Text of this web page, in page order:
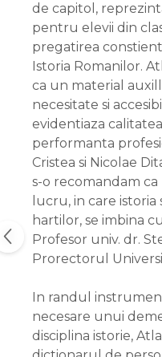
de capitol,
pentru elevii din
pregatirea
Istoria Romanilor.
ca un material
necesitate si
evidentiaza
performanta
Cristea si Nicolae
s-o recomandam
lucru, in care istoria
hartilor, se imbina
Profesor univ. dr.
Prorectorul
In randul
necesare unui
disciplina istorie,